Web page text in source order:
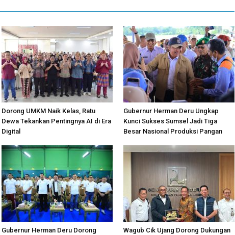
Dorong UMKM Naik Kelas, Ratu
Dewa Tekankan Pentingnya AI di Era
Digital
Gubernur Herman Deru Ungkap
Kunci Sukses Sumsel Jadi Tiga
Besar Nasional Produksi Pangan
Gubernur Herman Deru Dorong
Wagub Cik Ujang Dorong Dukungan